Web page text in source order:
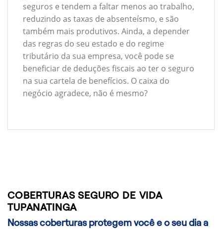
seguros e tendem a faltar menos ao trabalho,
reduzindo as taxas de absenteísmo, e são
também mais produtivos. Ainda, a depender
das regras do seu estado e do regime
tributário da sua empresa, você pode se
beneficiar de deduções fiscais ao ter o seguro
na sua cartela de benefícios. O caixa do
negócio agradece, não é mesmo?
COBERTURAS SEGURO DE VIDA
TUPANATINGA
Nossas coberturas protegem você e o seu dia a